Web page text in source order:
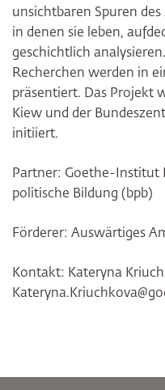
unsichtbaren Spuren
in denen sie leben,
geschichtlich
Recherchen werden in
präsentiert. Das Projekt
Kiew und der
initiiert.
Partner: Goethe-Institut
politische Bildung (bpb)
Förderer: Auswärtiges
Kontakt: Kateryna